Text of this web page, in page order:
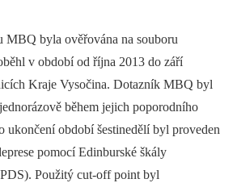
MBQ byla ověřována na souboru
v období od října 2013 do září
Kraje Vysočina. Dotazník MBQ byl
během jejich poporodního
ukončení období šestinedělí byl proveden
pomocí Edinburské škály
Použitý cut-off point byl